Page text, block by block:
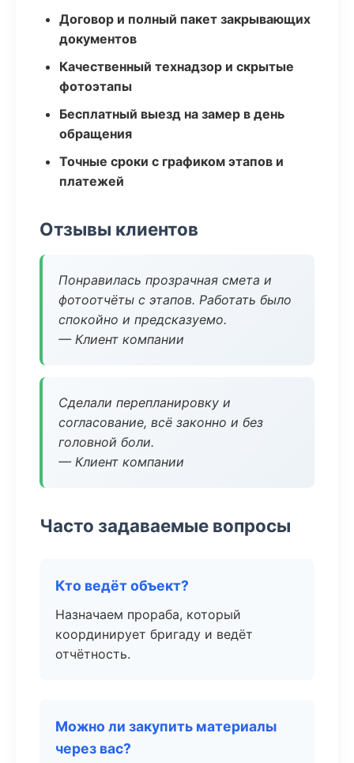
Договор и полный пакет закрывающих
документов
Качественный технадзор и скрытые
фотоэтапы
Бесплатный выезд на замер в день
обращения
Точные сроки с графиком этапов и
платежей
Отзывы клиентов
Понравилась прозрачная смета и
фотоотчёты с этапов. Работать было
спокойно и предсказуемо.
— Клиент компании
Сделали перепланировку и
согласование, всё законно и без
головной боли.
— Клиент компании
Часто задаваемые вопросы
Кто ведёт объект?
Назначаем прораба, который
координирует бригаду и ведёт
отчётность.
Можно ли закупить материалы
через вас?